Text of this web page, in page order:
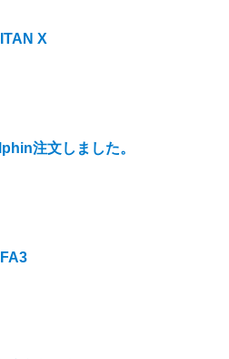
X
注文しました。